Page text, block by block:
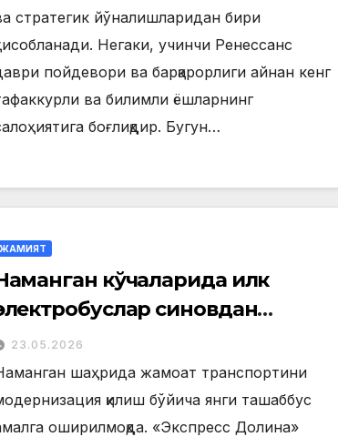
стратегик йўналишларидан бири
Негаки, учинчи Ренессанс
пойдевори ва барқарорлиги айнан кенг
ва билимли ёшларнинг
боғлиқдир. Бугун…
ЖАМИЯТ
кўчаларида илк
синовдан
23.05.2026
шаҳрида жамоат транспортини
қилиш бўйича янги ташаббус
оширилмоқда. «Экспресс Долина»